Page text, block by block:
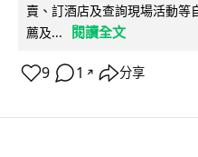
賣、訂酒店及查詢現場活動等
薦及...
閱讀全文
9 1 ↗ 分享